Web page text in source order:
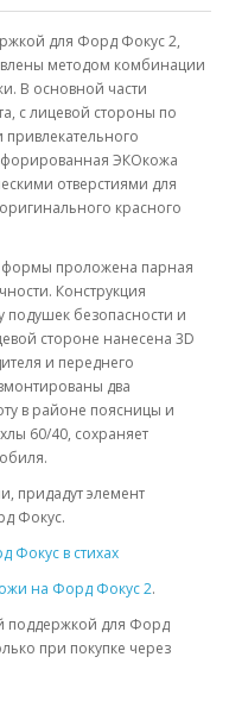
для Форд Фокус 2,
методом комбинации
В основной части
с лицевой стороны по
ЭКОкожа
отверстиями для
красного
проложена парная
Конструкция
подушек безопасности и
стороне нанесена 3D
и переднего
два
в районе поясницы и
60/40, сохраняет
придадут элемент
Фокус.
Фокус в стихах
на Форд Фокус 2.
поддержкой для Форд
при покупке через